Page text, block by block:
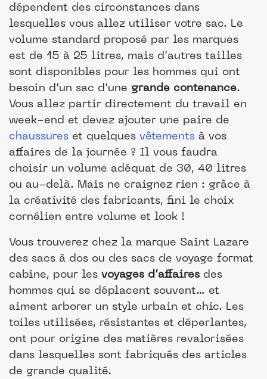
dépendent des circonstances dans
lesquelles vous allez utiliser votre sac. Le
volume standard proposé par les marques
est de 15 à 25 litres, mais d’autres tailles
sont disponibles pour les hommes qui ont
besoin d’un sac d’une grande contenance.
Vous allez partir directement du travail en
week-end et devez ajouter une paire de
chaussures et quelques vêtements à vos
affaires de la journée ? Il vous faudra
choisir un volume adéquat de 30, 40 litres
ou au-delà. Mais ne craignez rien : grâce à
la créativité des fabricants, fini le choix
cornélien entre volume et look !
Vous trouverez chez la marque Saint Lazare
des sacs à dos ou des sacs de voyage format
cabine, pour les voyages d’affaires des
hommes qui se déplacent souvent… et
aiment arborer un style urbain et chic. Les
toiles utilisées, résistantes et déperlantes,
ont pour origine des matières revalorisées
dans lesquelles sont fabriqués des articles
de grande qualité.